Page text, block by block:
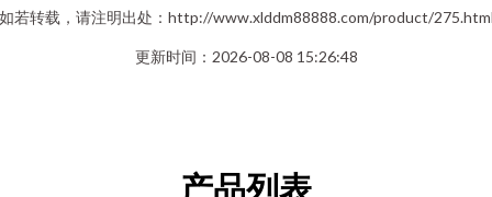
若转载，请注明出处：http://www.xlddm88888.com/product/
更新时间：2026-08-08 15:26:48
产品列表